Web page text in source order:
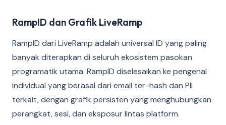
RampID dan Grafik LiveRamp
RampID dari LiveRamp adalah universal ID yang paling
banyak diterapkan di seluruh ekosistem pasokan
programatik utama. RampID diselesaikan ke pengenal
individual yang berasal dari email ter-hash dan PII
terkait, dengan grafik persisten yang menghubungkan
perangkat, sesi, dan eksposur lintas platform.